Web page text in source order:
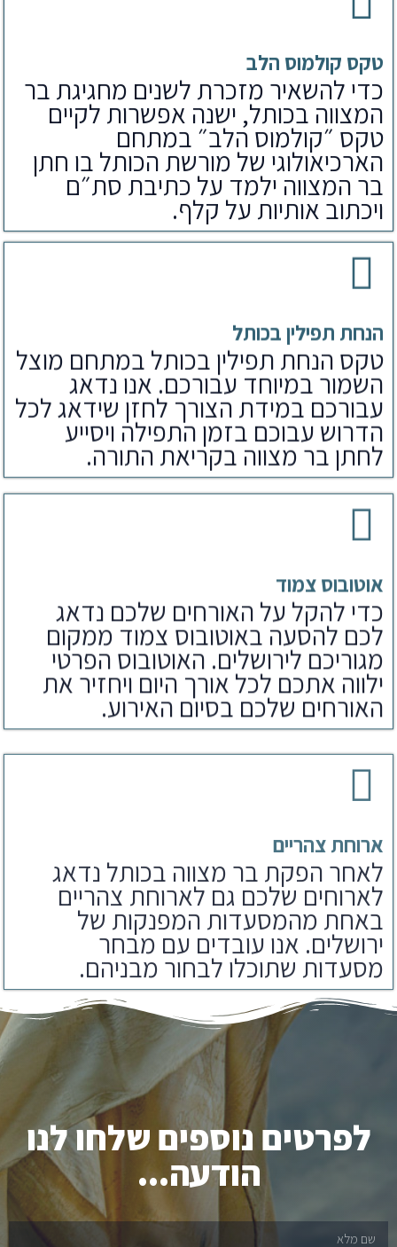
טקס קולמוס הלב
כדי להשאיר מזכרת לשנים מחגיגת בר
המצווה בכותל, ישנה אפשרות לקיים
טקס ״קולמוס הלב״ במתחם
הארכיאולוגי של מורשת הכותל בו חתן
בר המצווה ילמד על כתיבת סת״ם
ויכתוב אותיות על קלף.
הנחת תפילין בכותל
טקס הנחת תפילין בכותל במתחם מוצל
השמור במיוחד עבורכם. אנו נדאג
עבורכם במידת הצורך לחזן שידאג לכל
הדרוש עבוכם בזמן התפילה ויסייע
לחתן בר מצווה בקריאת התורה.
אוטובוס צמוד
כדי להקל על האורחים שלכם נדאג
לכם להסעה באוטובוס צמוד ממקום
מגוריכם לירושלים. האוטובוס הפרטי
ילווה אתכם לכל אורך היום ויחזיר את
האורחים שלכם בסיום האירוע.
לאחר הפקת בר מצווה בכותל נדאג
לארוחים שלכם גם לארוחת צהריים
באחת מהמסעדות המפנקות של
ירושלים. אנו עובדים עם מבחר
מסעדות שתוכלו לבחור מבניהם.
לפרטים נוספים שלחו לנו
הודעה...